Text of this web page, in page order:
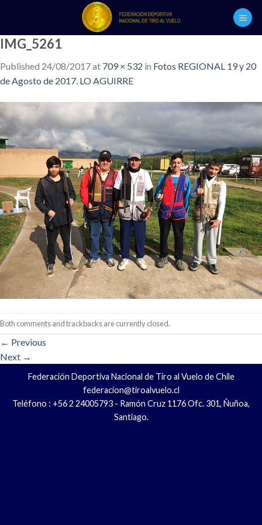
content
IMG_5261
Published 24/08/2017at 709 × 532 in Fotos REGIONAL 19 y 20
de Agosto de 2017. LO AGUIRRE
Both comments and trackbacks are currently closed.
← Previous
Next →
Federación Deportiva Nacional de Tiro al Vuelo de Chile
federacion@tiroalvuelo.cl
Teléfono : +56 2 24005793 - Ramón Cruz 1176 Ofc. 301, Ñuñoa,
Santiago.